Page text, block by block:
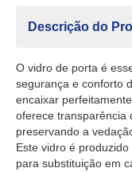
Descrição do
O vidro de porta é
segurança e conforto
encaixar
oferece transparência
preservando a
Este vidro é
para substituição em